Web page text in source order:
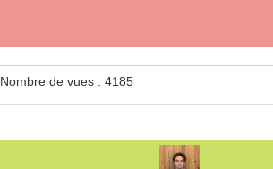
Nombre de vues : 4185